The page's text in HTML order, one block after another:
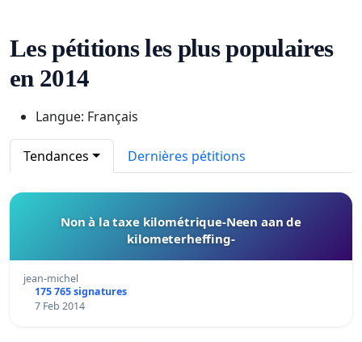
Les pétitions les plus populaires
en 2014
Langue: Français
Tendances Dernières pétitions
Non à la taxe kilométrique-Neen aan de
kilometerheffing-
jean-michel
175 765 signatures
7 Feb 2014